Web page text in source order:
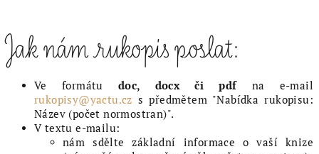
Jak nám rukopis poslat:
Ve formátu doc, docx či pdfna e-mail
rukopisy@yactu.cz s předmětem "Nabídka rukopisu:
Název (počet normostran)".
V textu e-mailu:
nám sdělte základní informace o vaší knize